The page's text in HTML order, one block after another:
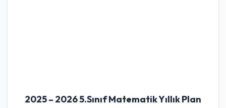
2025 – 2026 5.Sınıf Matematik Yıllık Plan